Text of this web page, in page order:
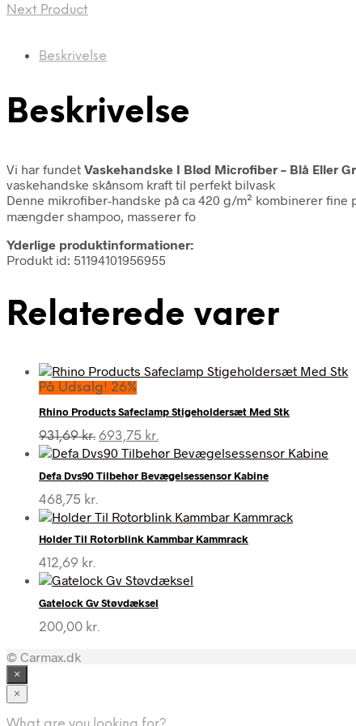
Next Product
Beskrivelse
Beskrivelse
Vi har fundet Vaskehandske I Blød Microfiber – Blå Eller
vaskehandske skånsom kraft til perfekt bilvask
Denne mikrofiber-handske på ca 420 g/m² kombinerer
mængder shampoo, masserer fo
Yderlige produktinformationer:
Produkt id: 51194101956955
Relaterede varer
På Udsalg! 26%
Rhino Products Safeclamp Stigeholdersæt Med Stk
931,69kr. Den
oprindelige
var:
693,75 kr.
aktuelle
er:
Defa Dvs90 Tilbehør Bevægelsessensor Kabine
468,75 kr.
Holder Til Rotorblink Kammbar Kammrack
412,69 kr.
Gatelock Gv Støvdæksel
200,00 kr.
© Carmax.dk
×
×